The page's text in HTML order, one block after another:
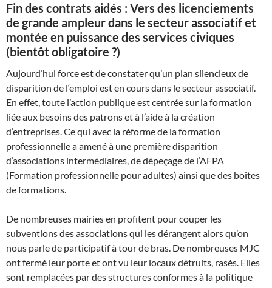
Fin des contrats aidés : Vers des licenciements
de grande ampleur dans le secteur associatif et
montée en puissance des services civiques
(bientôt obligatoire ?)
Aujourd’hui force est de constater qu’un plan silencieux de
disparition de l‘emploi est en cours dans le secteur associatif.
En effet, toute l’action publique est centrée sur la formation
liée aux besoins des patrons et à l’aide à la création
d’entreprises. Ce qui avec la réforme de la formation
professionnelle a amené à une première disparition
d’associations intermédiaires, de dépeçage de l’AFPA
(Formation professionnelle pour adultes) ainsi que des boites
de formations.
De nombreuses mairies en profitent pour couper les
subventions des associations qui les dérangent alors qu’on
nous parle de participatif à tour de bras. De nombreuses MJC
ont fermé leur porte et ont vu leur locaux détruits, rasés. Elles
sont remplacées par des structures conformes à la politique